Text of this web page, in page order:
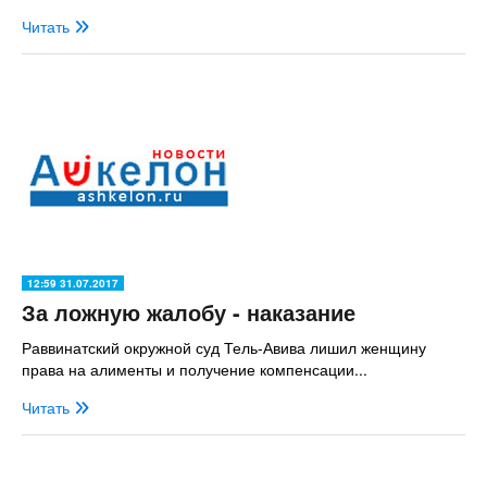
Читать
12:59 31.07.2017
За ложную жалобу - наказание
Раввинатский окружной суд Тель-Авива лишил женщину
права на алименты и получение компенсации...
Читать